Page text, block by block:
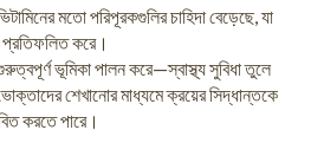
মতো পরিপূরকগুলির চাহিদা বেড়েছে, যা
প্রতিফলিত করে।
ভূমিকা পালন করে—স্বাস্থ্য সুবিধা তুলে
শেখানোর মাধ্যমে ক্রয়ের সিদ্ধান্তকে
করতে পারে।